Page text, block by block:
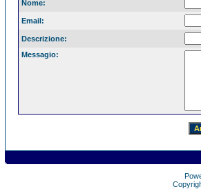
Nome:
Email:
Descrizione:
Messagio: